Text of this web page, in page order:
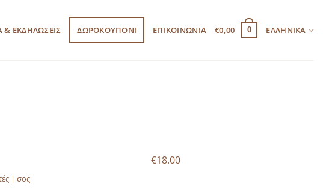
& ΕΚΔΗΛΩΣΕΙΣ ΔΩΡΟΚΟΥΠΟΝΙ ΕΠΙΚΟΙΝΩΝΙΑ €0,00 0 ΕΛΛΗΝΙΚΆ
€18.00
| σος